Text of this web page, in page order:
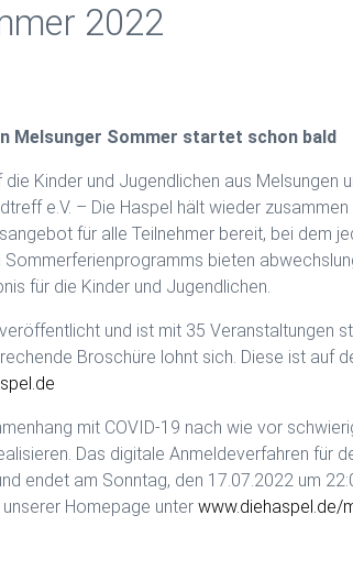
2022
Melsunger Sommer startet schon bald
Kinder und Jugendlichen aus Melsungen
e.V. – Die Haspel hält wieder
für alle Teilnehmer bereit, bei dem
bieten
für die Kinder und Jugendlichen.
und ist mit 35 Veranstaltungen
Broschüre lohnt sich. Diese ist auf
mit COVID-19 nach wie vor
Das digitale Anmeldeverfahren für
endet am Sonntag, den 17.07.2022 um
Homepage unter www.diehaspel.de/